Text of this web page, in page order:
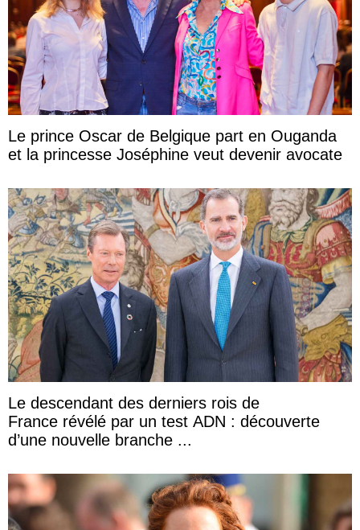
Le prince Oscar de Belgique part en Ouganda
et la princesse Joséphine veut devenir avocate
Le descendant des derniers rois de
France révélé par un test ADN : découverte
d’une nouvelle branche ...